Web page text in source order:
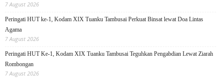
7 August 2026
Peringati HUT ke-1, Kodam XIX Tuanku Tambusai Perkuat Binsat lewat Doa Lintas
Agama
7 August 2026
Peringati HUT Ke-1, Kodam XIX Tuanku Tambusai Teguhkan Pengabdian Lewat Ziarah
Rombongan
7 August 2026